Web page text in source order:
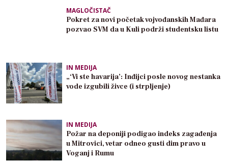
MAGLOČISTAČ
Pokret za novi početak vojvođanskih Mađara
pozvao SVM da u Kuli podrži studentsku listu
IN MEDIJA
„‘Vi ste havarija’: Inđijci posle novog nestanka
vode izgubili živce (i strpljenje)
IN MEDIJA
Požar na deponiji podigao indeks zagađenja
u Mitrovici, vetar odneo gusti dim pravo u
Voganj i Rumu